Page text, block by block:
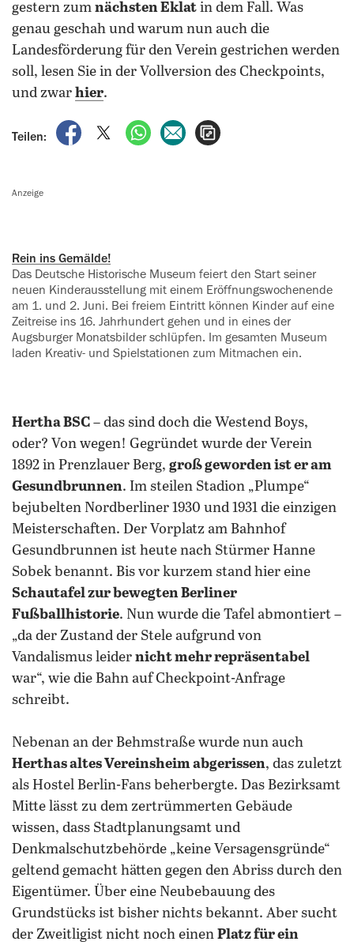
gestern zum nächsten Eklat in dem Fall. Was
genau geschah und warum nun auch die
Landesförderung für den Verein gestrichen werden
soll, lesen Sie in der Vollversion des Checkpoints,
und zwar hier.
Teilen:
auf Facebook teilen
auf X teilenper WhatsApp teilen
per E-Mail teilen
Anzeige
Rein ins Gemälde!
Das Deutsche Historische Museum ‍feiert den Start seiner
neuen Kinderausstellung mit einem Eröffnungswochenende
am 1. und 2. Juni. Bei freiem Eintritt können Kinder auf eine
Zeitreise ins 16. Jahrhundert gehen und in eines der
Augsburger Monatsbilder schlüpfen. Im gesamten Museum
laden Kreativ- und Spielstationen zum ‍Mitmachen ein.
Hertha BSC – das sind doch die Westend Boys,
oder? Von wegen! Gegründet wurde der Verein
1892 in Prenzlauer Berg, groß geworden ist er am
Gesundbrunnen. Im steilen Stadion „Plumpe“
bejubelten Nordberliner 1930 und 1931 die einzigen
Meisterschaften. Der Vorplatz am Bahnhof
Gesundbrunnen ist heute nach Stürmer Hanne
Sobek benannt. Bis vor kurzem stand hier eine
Schautafel zur bewegten Berliner
Fußballhistorie. Nun wurde die Tafel abmontiert –
„da der Zustand der Stele aufgrund von
Vandalismus leider nicht mehr repräsentabel
war“, wie die Bahn auf Checkpoint-Anfrage
schreibt.
Nebenan an der Behmstraße wurde nun auch
Herthas altes Vereinsheim abgerissen, das zuletzt
als Hostel Berlin-Fans beherbergte. Das Bezirksamt
Mitte lässt zu dem zertrümmerten Gebäude
wissen, dass Stadtplanungsamt und
Denkmalschutzbehörde „keine Versagensgründe“
geltend gemacht hätten gegen den Abriss durch den
Eigentümer. Über eine Neubebauung des
Grundstücks ist bisher nichts bekannt. Aber sucht
der Zweitligist nicht noch einen Platz für ein